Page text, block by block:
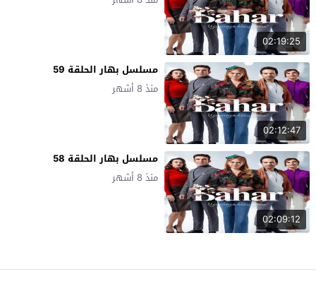
02:19:25
02:12:47
مسلسل بهار الحلقة 59
منذ 8 أشهر
02:09:12
مسلسل بهار الحلقة 58
منذ 8 أشهر